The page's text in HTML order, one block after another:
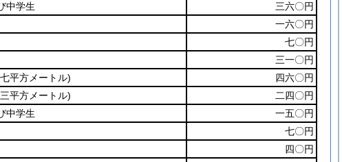
中学生
三六〇円
一六〇円
七〇円
三一〇円
平方メートル)
四六〇円
平方メートル)
二四〇円
中学生
一五〇円
七〇円
四〇円